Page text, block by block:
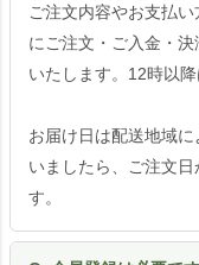
ご注文内容やお支払
にご注文・ご入金・
いたします。12時以
お届け日は配送地域
いましたら、ご注文
す。